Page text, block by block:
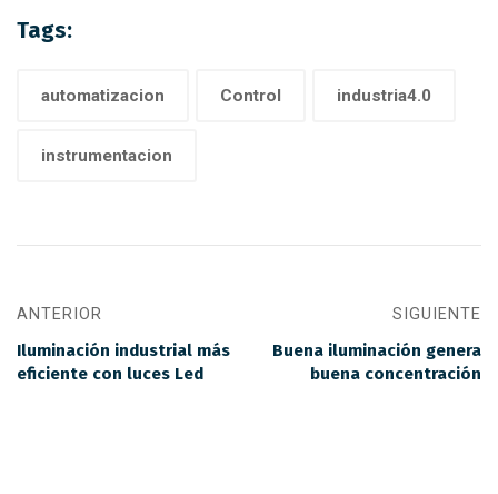
Tags:
automatizacion Control industria4.0
instrumentacion
ANTERIOR
Iluminación industrial más
eficiente con luces Led
SIGUIENTE
Buena iluminación genera
buena concentración